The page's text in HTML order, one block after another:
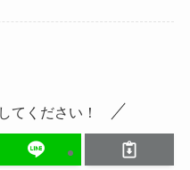
てください！